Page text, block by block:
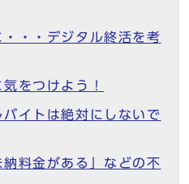
・・デジタル終活を考
をつけよう！
イトは絶対にしないで
納料金がある」などの不